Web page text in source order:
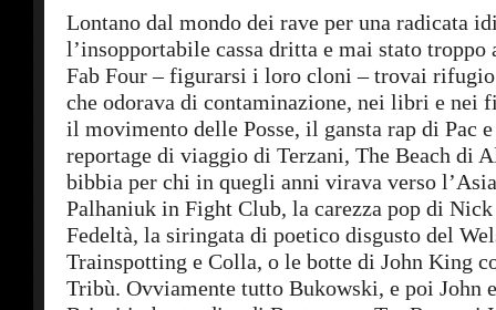
Lontano dal mondo dei rave per una radicata
l’insopportabile cassa dritta e mai stato troppo
Fab Four – figurarsi i loro cloni – trovai
che odorava di contaminazione, nei libri e nei
il movimento delle Posse, il gansta rap di Pac
reportage di viaggio di Terzani, The Beach di
bibbia per chi in quegli anni virava verso
Palhaniuk in Fight Club, la carezza pop di
Fedeltà, la siringata di poetico disgusto del
Trainspotting e Colla, o le botte di John King
Tribù. Ovviamente tutto Bukowski, e poi John